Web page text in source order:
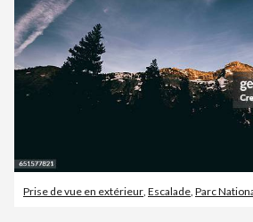
Prise de vue en extérieur, Escalade, Parc